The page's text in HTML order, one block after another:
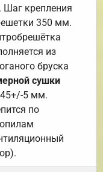
крепления
350 мм.
из
бруска
сушки
5 мм.
по